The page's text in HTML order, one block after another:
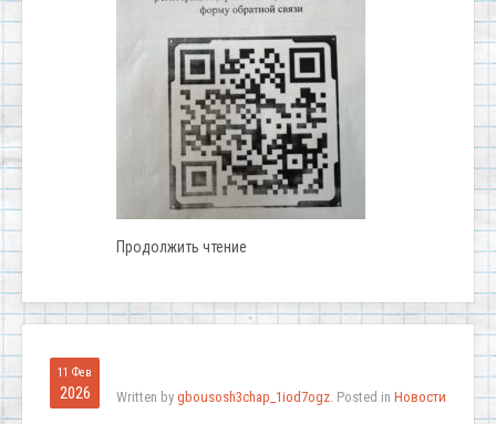
Продолжить чтение
11 Фев
2026 Written by gbousosh3chap_1iod7ogz . Posted in Новости